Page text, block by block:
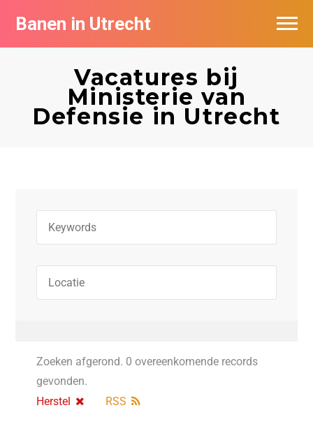
Banen in Utrecht
Vacatures bij
Ministerie van
Defensie in Utrecht
Zoeken afgerond. 0 overeenkomende records
gevonden.
Herstel
RSS
Vacatures per bedrijf in Utrecht
De populairste vacatures in Utrecht